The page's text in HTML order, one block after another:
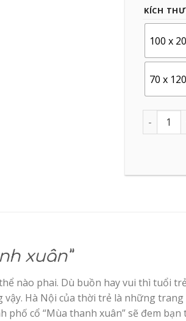
KÍCH
100 x
70 x
Quantity
xuân”
nào phai. Dù buồn hay vui thì tuổi
Hà Nội của thời trẻ là những
cổ “Mùa thanh xuân” sẽ đem